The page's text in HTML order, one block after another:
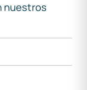
nuestros